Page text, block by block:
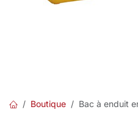
Boutique Bac à enduit